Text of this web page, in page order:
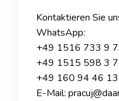
Kontaktieren Sie
WhatsApp:
+49 1516 733 9
+49 1515 598 3
+49 160 94 46
E-Mail: